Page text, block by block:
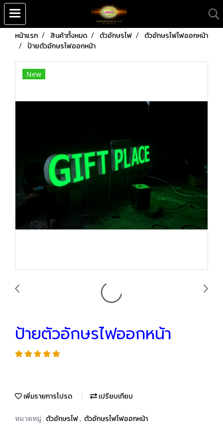
หน้าแรก สินค้าทั้งหมด ตัวอักษรไฟ
ตัวอักษรไฟไฟออกหน้า
ป้ายตัวอักษรไฟออกหน้า
New
ป้ายตัวอักษรไฟออกหน้า
เพิ่มรายการโปรด เปรียบเทียบ
หมวดหมู่ : ตัวอักษรไฟ, ตัวอักษรไฟไฟออกหน้า